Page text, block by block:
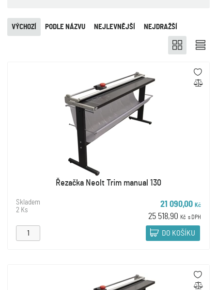
NEJLEVNĚJŠÍ NEJDRAŽŠÍ
PODLE NÁZVU
VÝCHOZÍ
Řezačka Neolt Trim manual 130
Skladem
2 Ks
21 090,00 Kč
25 518,90 Kč s DPH
DO KOŠÍKU